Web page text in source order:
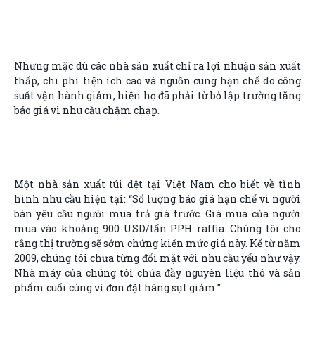
Nhưng mặc dù các nhà sản xuất chỉ ra lợi nhuận sản xuất
thấp, chi phí tiện ích cao và nguồn cung hạn chế do công
suất vận hành giảm, hiện họ đã phải từ bỏ lập trường tăng
báo giá vì nhu cầu chậm chạp.
Một nhà sản xuất túi dệt tại Việt Nam cho biết về tình
hình nhu cầu hiện tại: “Số lượng báo giá hạn chế vì người
bán yêu cầu người mua trả giá trước. Giá mua của người
mua vào khoảng 900 USD/tấn PPH raffia. Chúng tôi cho
rằng thị trường sẽ sớm chứng kiến mức giá này. Kể từ năm
2009, chúng tôi chưa từng đối mặt với nhu cầu yếu như vậy.
Nhà máy của chúng tôi chứa đầy nguyên liệu thô và sản
phẩm cuối cùng vì đơn đặt hàng sụt giảm.”